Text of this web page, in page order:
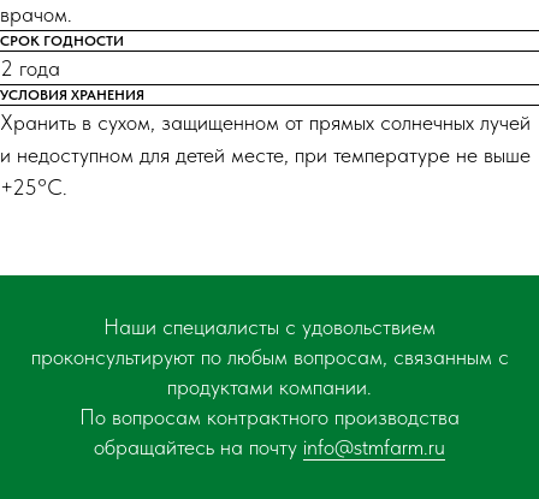
врачом.
СРОК ГОДНОСТИ
2 года
УСЛОВИЯ ХРАНЕНИЯ
Хранить в сухом, защищенном от прямых солнечных лучей
и недоступном для детей месте, при температуре не выше
+25°С.
Наши специалисты с удовольствием
проконсультируют по любым вопросам, связанным с
продуктами компании.
По вопросам контрактного производства
обращайтесь на почту info@stmfarm.ru